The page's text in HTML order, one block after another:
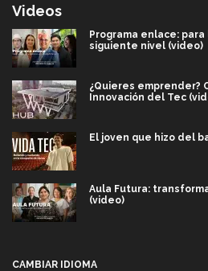
Videos
Programa enlace:
siguiente nivel (video)
¿Quieres emprender?
Innovación del Tec
El joven que hizo del
Aula Futura:
(video)
CAMBIAR IDIOMA